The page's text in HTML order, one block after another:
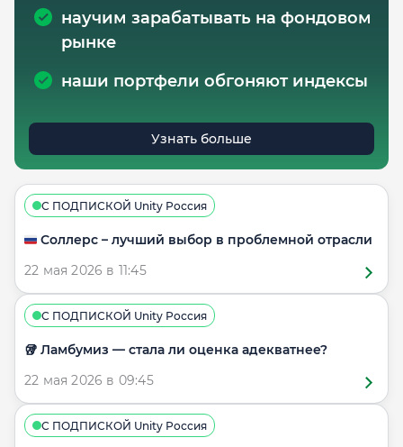
научим зарабатывать на фондовом
рынке
наши портфели обгоняют индексы
Узнать больше
С ПОДПИСКОЙ Unity Россия
🇷🇺 Соллерс – лучший выбор в проблемной отрасли
22 мая 2026 в 11:45
С ПОДПИСКОЙ Unity Россия
🥡 Ламбумиз — стала ли оценка адекватнее?
22 мая 2026 в 09:45
С ПОДПИСКОЙ Unity Россия